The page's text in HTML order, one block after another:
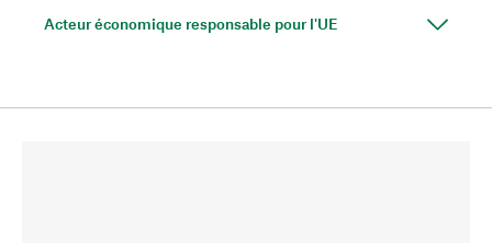
Acteur économique responsable pour l'UE